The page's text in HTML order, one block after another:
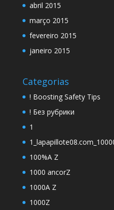
abril 2015
março 2015
fevereiro 2015
janeiro 2015
Categorias
! Boosting Safety Tips
! Без рубрики
1
100%A Z
1000 ancorZ
1000A Z
1000Z